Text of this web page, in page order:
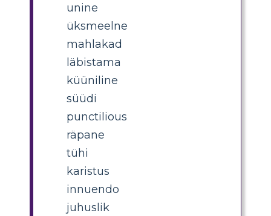
unine
üksmeelne
mahlakad
läbistama
küüniline
süüdi
punctilious
räpane
tühi
karistus
innuendo
juhuslik